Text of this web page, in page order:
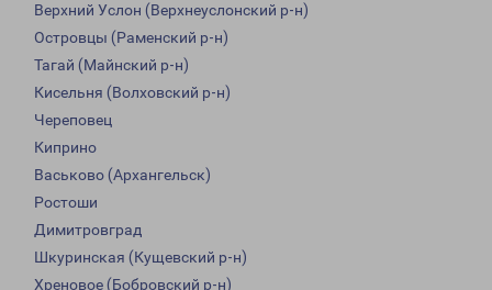
Верхний Услон (Верхнеуслонский р-н)
Островцы (Раменский р-н)
Тагай (Майнский р-н)
Кисельня (Волховский р-н)
Череповец
Киприно
Васьково (Архангельск)
Ростоши
Димитровград
Шкуринская (Кущевский р-н)
Хреновое (Бобровский р-н)